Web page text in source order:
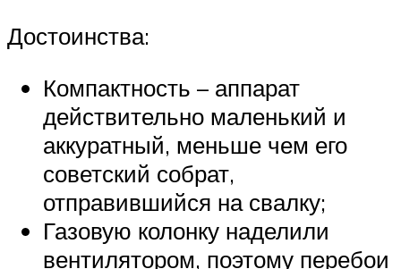
Достоинства:
Компактность – аппарат
действительно маленький и
аккуратный, меньше чем его
советский собрат,
отправившийся на свалку;
Газовую колонку наделили
вентилятором, поэтому перебои